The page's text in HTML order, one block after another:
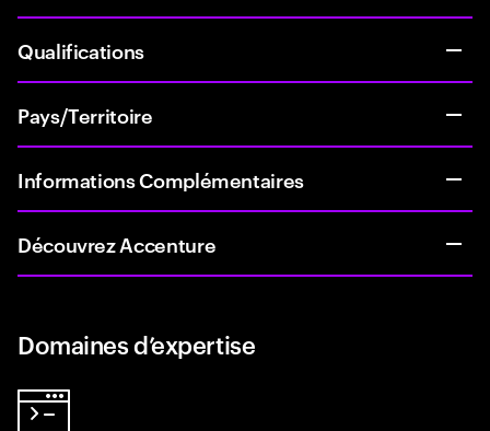
Qualifications
Pays/Territoire
Informations Complémentaires
Découvrez Accenture
Domaines d’expertise